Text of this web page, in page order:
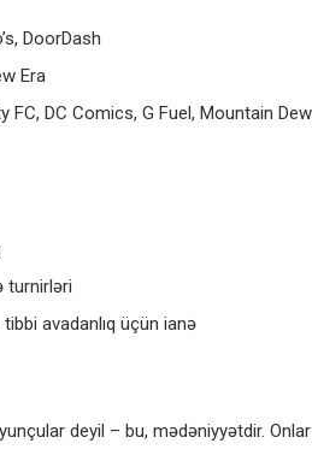
DoorDash
Era
FC, DC Comics, G Fuel, Mountain
turnirləri
avadanlıq üçün ianə
deyil – bu, mədəniyyətdir. Onlar